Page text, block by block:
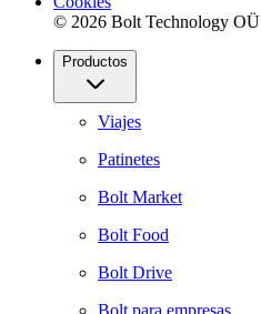
© 2026 Bolt Technology OÜ
Productos
Viajes
Patinetes
Bolt Market
Bolt Food
Bolt Drive
Bolt para empresas